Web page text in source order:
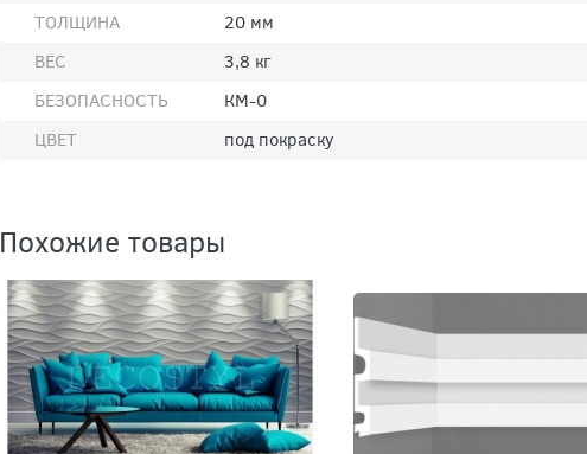
ТОЛЩИНА
20 мм
ВЕС
3,8 кг
БЕЗОПАСНОСТЬ
КМ-0
ЦВЕТ
под покраску
Похожие товары